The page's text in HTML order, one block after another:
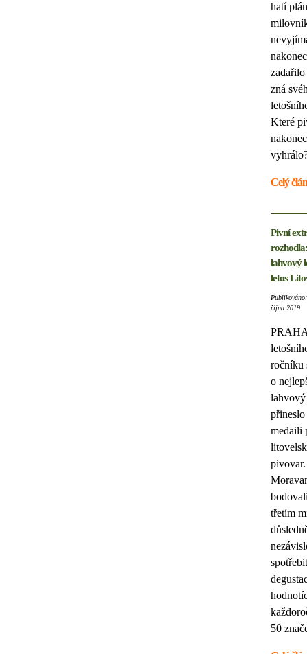
hatí
zadařilo
zná
Které
nakonec
Celý
Pivní
lahvový
letos
října 2019
ročníku
o
medaili
pivovar.
třetím
50